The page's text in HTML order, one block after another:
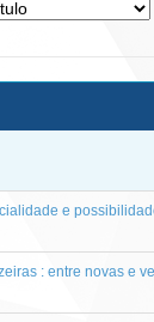
e
: entre novas e